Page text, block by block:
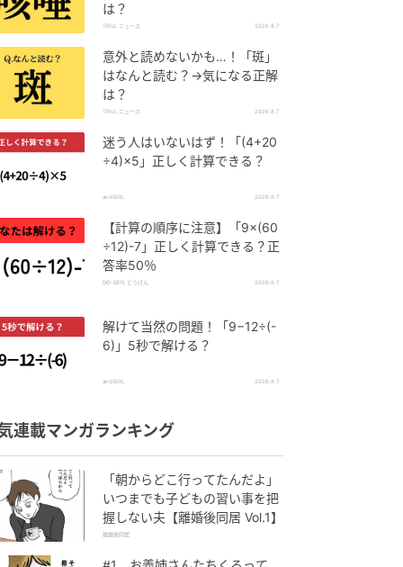
は？
TRILL ニュース 2026.8.7
意外と読めないかも…！「斑」
はなんと読む？→気になる正解
は？
TRILL ニュース 2026.8.7
迷う人はいないはず！「(4+20
÷4)×5」正しく計算できる？
andGIRL 2026.8.7
【計算の順序に注意】「9×(60
÷12)-7」正しく計算できる？正
答率50％
DO-GEN どうげん 2026.8.7
解けて当然の問題！「9−12÷(-
6)」5秒で解ける？
andGIRL 2026.8.7
連載マンガランキング
「朝からどこ行ってたんだよ」
いつまでも子どもの習い事を把
握しない夫【離婚後同居 Vol.1】
離婚後同居